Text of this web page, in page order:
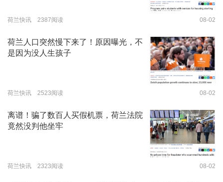
荷兰快讯 2387阅读 08-02
荷兰人口突然慢下来了！原因曝光，不
是因为没人生孩子
荷兰快讯 2523阅读 08-02
离谱！骗了数百人买假机票，荷兰法院
竟然没判他坐牢
荷兰快讯 2323阅读 08-02